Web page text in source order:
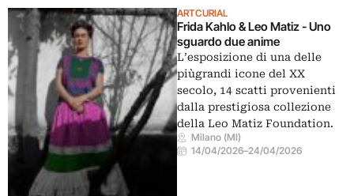
ARTCURIAL
Frida Kahlo & Leo Matiz - Uno
sguardo due anime
L’esposizione di una delle
piùgrandi icone del XX
secolo, 14 scatti provenienti
dalla prestigiosa collezione
della Leo Matiz Foundation.
Milano (MI)
14/04/2026–24/04/2026